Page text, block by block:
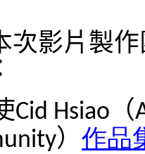
次影片製
Cid Hsiao （
） 作品